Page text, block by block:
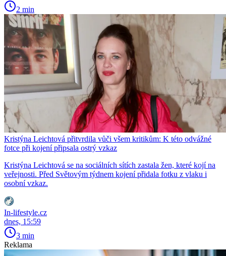
2 min
Kristýna Leichtová přitvrdila vůči všem kritikům: K této odvážné
fotce při kojení připsala ostrý vzkaz
Kristýna Leichtová se na sociálních sítích zastala žen, které kojí na
veřejnosti. Před Světovým týdnem kojení přidala fotku z vlaku i
osobní vzkaz.
In-lifestyle.cz
dnes, 15:59
3 min
Reklama